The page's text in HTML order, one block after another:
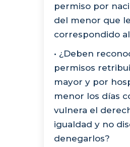
permiso por
del menor que
correspondido
• ¿Deben
permisos
mayor y por
menor los días
vulnera el
igualdad y no
denegarlos?